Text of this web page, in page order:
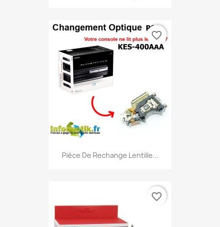
Pièce De Rechange Lentille...
favorite_border
favorite_border